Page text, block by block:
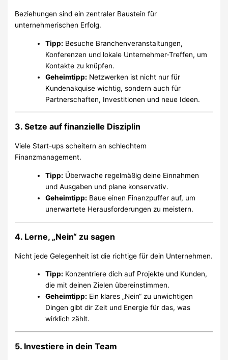
Beziehungen sind ein zentraler Baustein für
unternehmerischen Erfolg.
Tipp: Besuche Branchenveranstaltungen,
Konferenzen und lokale Unternehmer-Treffen, um
Kontakte zu knüpfen.
Geheimtipp: Netzwerken ist nicht nur für
Kundenakquise wichtig, sondern auch für
Partnerschaften, Investitionen und neue Ideen.
3. Setze auf finanzielle Disziplin
Viele Start-ups scheitern an schlechtem
Finanzmanagement.
Tipp: Überwache regelmäßig deine Einnahmen
und Ausgaben und plane konservativ.
Geheimtipp: Baue einen Finanzpuffer auf, um
unerwartete Herausforderungen zu meistern.
4. Lerne, „Nein“ zu sagen
Nicht jede Gelegenheit ist die richtige für dein Unternehmen.
Tipp: Konzentriere dich auf Projekte und Kunden,
die mit deinen Zielen übereinstimmen.
Geheimtipp: Ein klares „Nein“ zu unwichtigen
Dingen gibt dir Zeit und Energie für das, was
wirklich zählt.
5. Investiere in dein Team